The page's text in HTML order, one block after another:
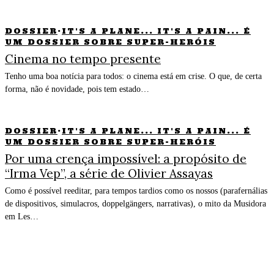
DOSSIER · IT'S A PLANE... IT'S A PAIN... É
UM DOSSIER SOBRE SUPER-HERÓIS
Cinema no tempo presente
Tenho uma boa notícia para todos: o cinema está em crise. O que, de certa
forma, não é novidade, pois tem estado…
DOSSIER · IT'S A PLANE... IT'S A PAIN... É
UM DOSSIER SOBRE SUPER-HERÓIS
Por uma crença impossível: a propósito de
“Irma Vep”, a série de Olivier Assayas
Como é possível reeditar, para tempos tardios como os nossos (parafernálias
de dispositivos, simulacros, doppelgängers, narrativas), o mito da Musidora
em Les…